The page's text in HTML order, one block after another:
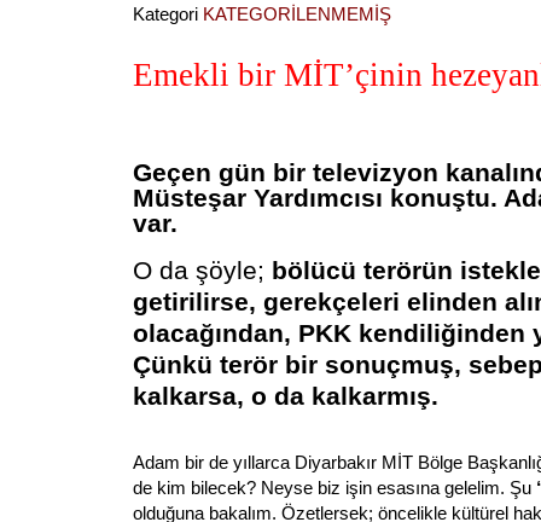
Kategori KATEGORİLENMEMİŞ
Emekli bir MİT’çinin
Geçen gün bir televizyon
Müsteşar Yardımcısı konuştu.
var.
O da şöyle; bölücü terörün
getirilirse, gerekçeleri elinden
olacağından, PKK kendiliğinden
Çünkü terör bir sonuçmuş,
kalkarsa, o da kalkarmış.
Adam bir de yıllarca Diyarbakır MİT Bölge
de kim bilecek? Neyse biz işin esasına gelelim. Şu
olduğuna bakalım. Özetlersek; öncelikle kültürel